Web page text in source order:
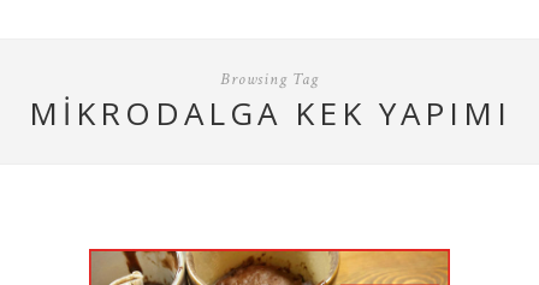
Browsing Tag
MIKRODALGA KEK YAPIMI